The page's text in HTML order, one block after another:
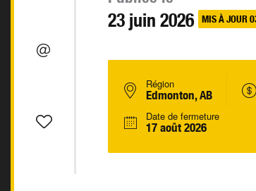
23 juin 2026 MIS À JOUR
Région
Edmonton, AB
Date de fermeture
17 août 2026